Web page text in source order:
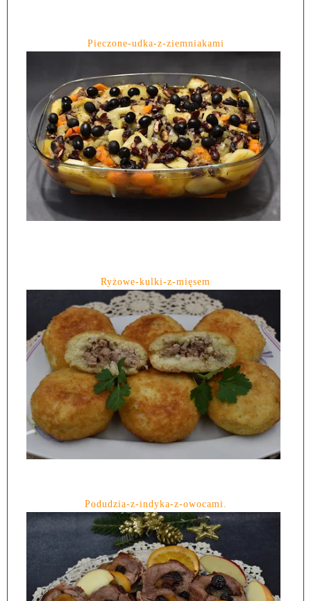
Pieczone-udka-z-ziemniakami
Ryżowe-kulki-z-mięsem
Podudzia-z-indyka-z-owocami.